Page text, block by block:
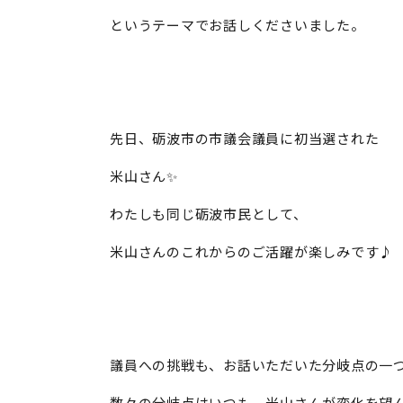
というテーマでお話しくださいました。
先日、砺波市の市議会議員に初当選された
米山さん✨
わたしも同じ砺波市民として、
米山さんのこれからのご活躍が楽しみです♪
議員への挑戦も、お話いただいた分岐点の一